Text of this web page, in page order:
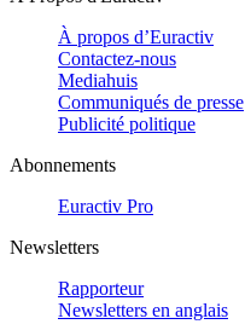
À propos d’Euractiv
Contactez-nous
Mediahuis
Communiqués de presse
Publicité politique
Abonnements
Euractiv Pro
Newsletters
Rapporteur
Newsletters en anglais